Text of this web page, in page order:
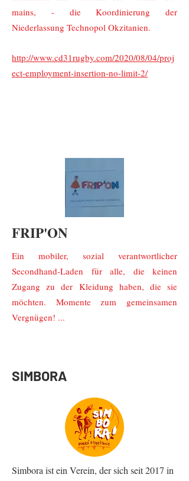
mains, - die Koordinierung der
Niederlassung Technopol Okzitanien.
http://www.cd31rugby.com/2020/08/04/proj
ect-employment-insertion-no-limit-2/
FRIP'ON
Ein mobiler, sozial verantwortlicher
Secondhand-Laden für alle, die keinen
Zugang zu der Kleidung haben, die sie
möchten. Momente zum gemeinsamen
Vergnügen! ...
SIMBORA
Simbora ist ein Verein, der sich seit 2017 in